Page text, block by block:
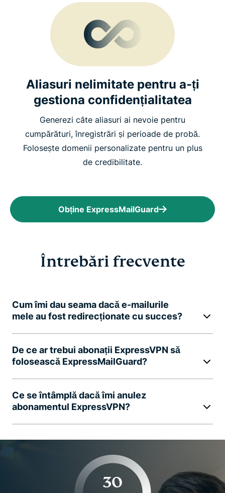
Aliasuri nelimitate pentru a-ți
gestiona confidențialitatea
Generezi câte aliasuri ai nevoie pentru
cumpărături, înregistrări și perioade de probă.
Folosește domenii personalizate pentru un plus
de credibilitate.
Obține ExpressMailGuard
Întrebări frecvente
Cum îmi dau seama dacă e-mailurile
mele au fost redirecționate cu succes?
De ce ar trebui abonații ExpressVPN să
folosească ExpressMailGuard?
Ce se întâmplă dacă îmi anulez
abonamentul ExpressVPN?
30